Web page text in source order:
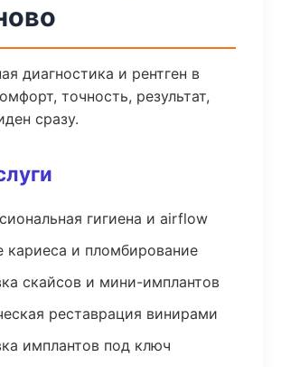
диагностика и рентген в
точность, результат,
сразу.
гигиена и airflow
кариеса и пломбирование
скайсов и мини-имплантов
реставрация винирами
имплантов под ключ